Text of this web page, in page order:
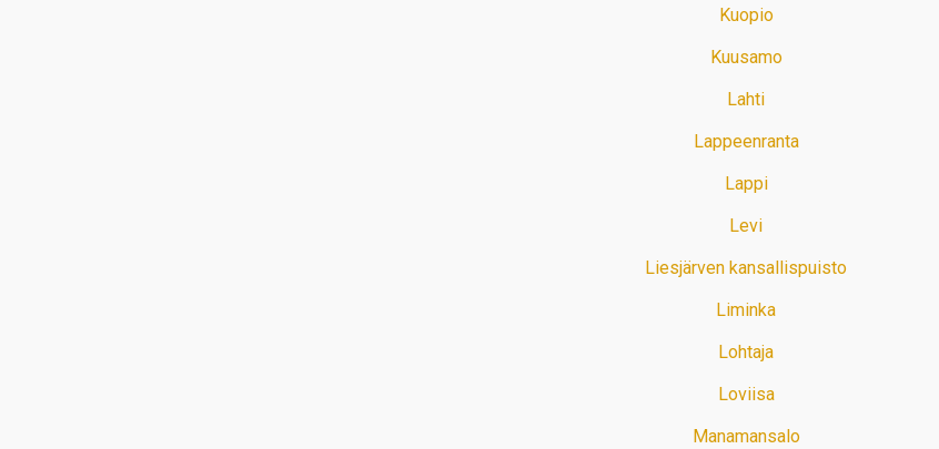
Kuopio
Kuusamo
Lahti
Lappeenranta
Lappi
Levi
Liesjärven kansallispuisto
Liminka
Lohtaja
Loviisa
Manamansalo